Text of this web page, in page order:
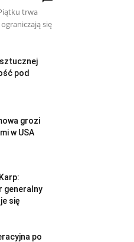
trwa
się
pod
grozi
w USA
generalny
się
po